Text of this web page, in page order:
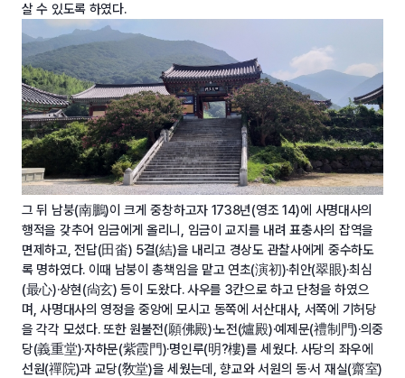
살 수 있도록 하였다.
그 뒤 남붕(南鵬)이 크게 중창하고자 1738년(영조 14)에 사명대사의
행적을 갖추어 임금에게 올리니, 임금이 교지를 내려 표충사의 잡역을
면제하고, 전답(田畓) 5결(結)을 내리고 경상도 관찰사에게 중수하도
록 명하였다. 이때 남붕이 총책임을 맡고 연초(演初)·취안(翠眼)·최심
(最心)·상현(尙玄) 등이 도왔다. 사우를 3칸으로 하고 단청을 하였으
며, 사명대사의 영정을 중앙에 모시고 동쪽에 서산대사, 서쪽에 기허당
을 각각 모셨다. 또한 원불전(願佛殿)·노전(爐殿)·예제문(禮制門)·의중
당(義重堂)·자하문(紫霞門)·명인루(明?樓)를 세웠다. 사당의 좌우에
선원(禪院)과 교당(敎堂)을 세웠는데, 향교와 서원의 동·서 재실(齋室)